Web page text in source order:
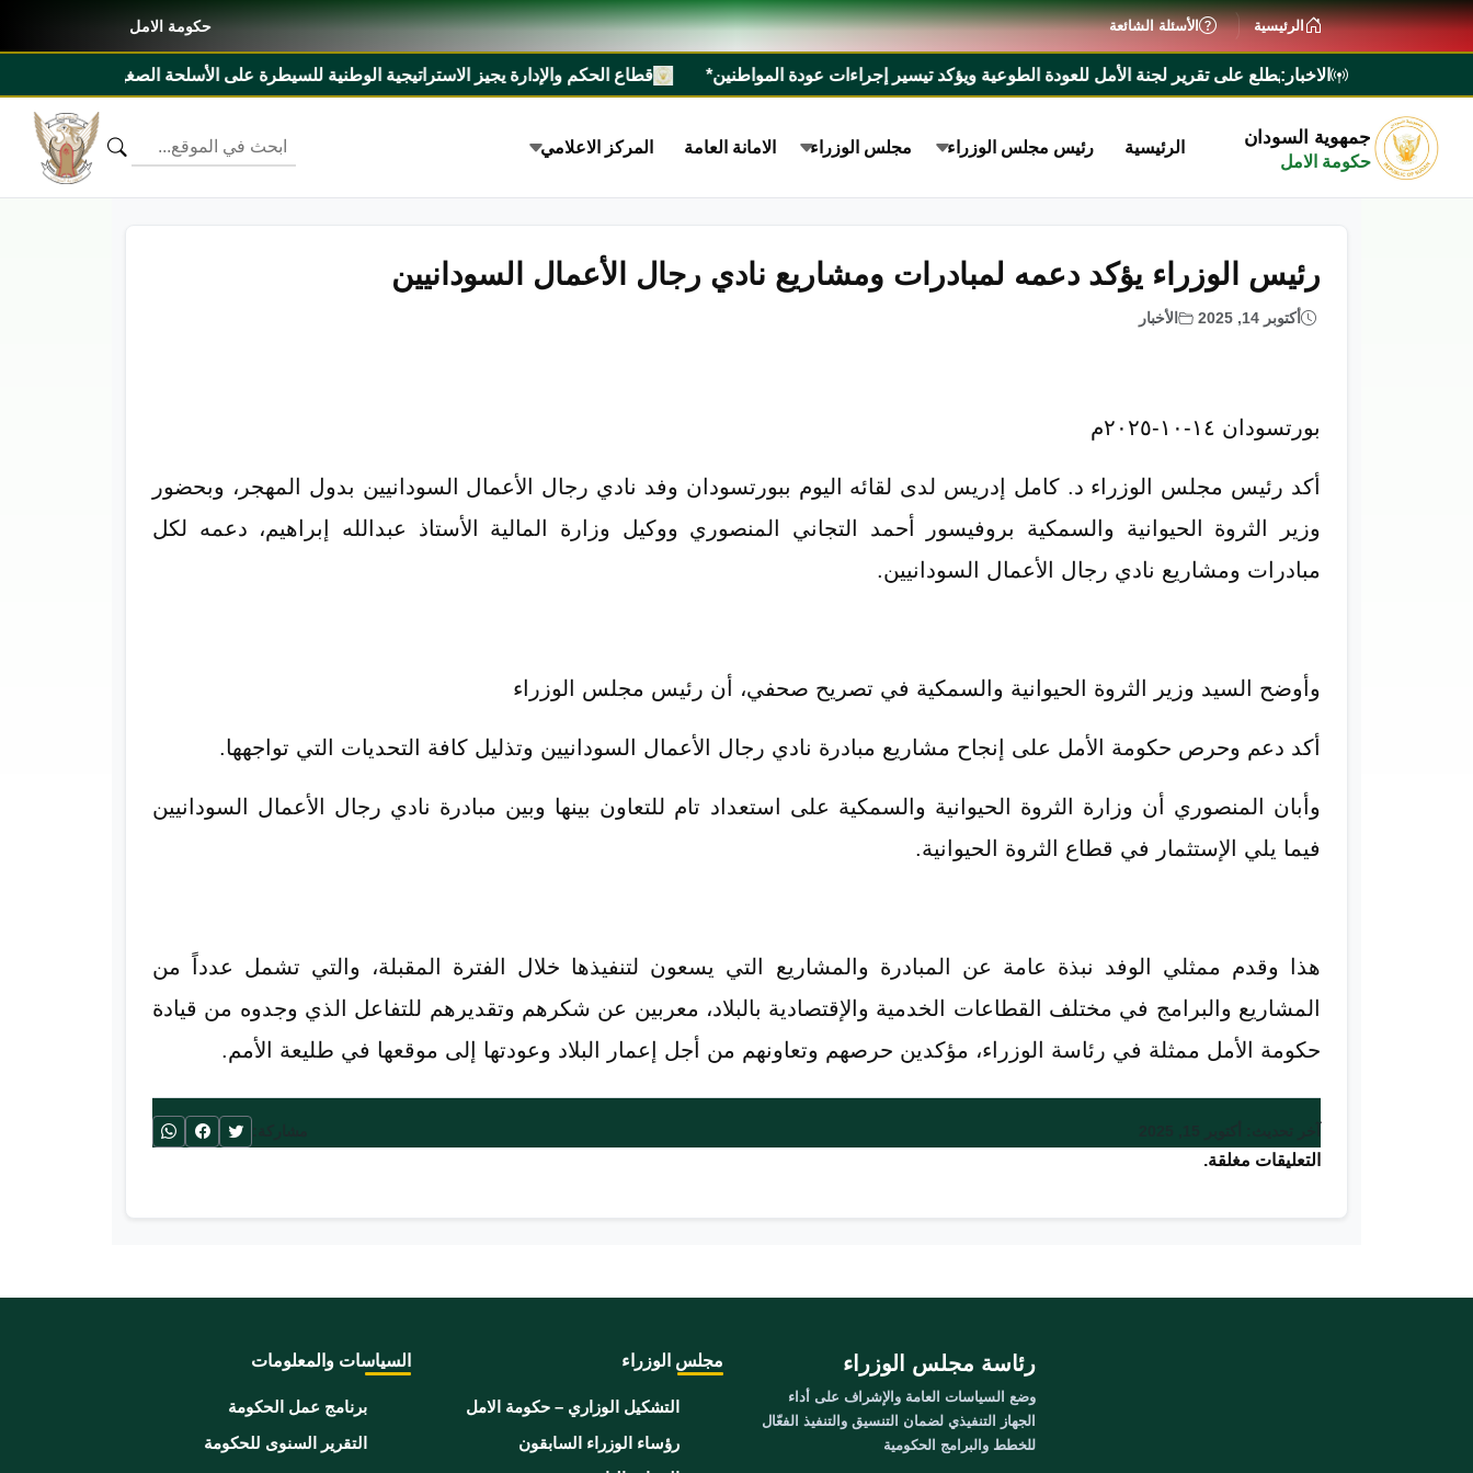
الرئيسية الأسئلة الشائعة حكومة الامل
الاخبار:
رئيس الوزراء يطلع على تقرير لجنة الأمل للعودة الطوعية ويؤكد تيسير إجراءات عودة المواطنين* قطاع الحكم والإدارة يجيز الاستراتيجية الوطنية للسيطرة على الأسلحة الصغيرة والخفيفة ٢٠٢٧م _ ٢٠٣١م ومذكرة تفاهم بين السودان وليبيريا
جمهوية السودان
حكومة الامل
الرئيسية رئيس مجلس الوزراء مجلس الوزراء الامانة العامة المركز الاعلامي
رئيس الوزراء يؤكد دعمه لمبادرات ومشاريع نادي رجال الأعمال السودانيين
أكتوبر 14, 2025 الأخبار
بورتسودان ١٤-١٠-٢٠٢٥م
أكد رئيس مجلس الوزراء د. كامل إدريس لدى لقائه اليوم ببورتسودان وفد نادي رجال الأعمال السودانيين بدول المهجر، وبحضور
وزير الثروة الحيوانية والسمكية بروفيسور أحمد التجاني المنصوري ووكيل وزارة المالية الأستاذ عبدالله إبراهيم، دعمه لكل
مبادرات ومشاريع نادي رجال الأعمال السودانيين.
وأوضح السيد وزير الثروة الحيوانية والسمكية في تصريح صحفي، أن رئيس مجلس الوزراء
أكد دعم وحرص حكومة الأمل على إنجاح مشاريع مبادرة نادي رجال الأعمال السودانيين وتذليل كافة التحديات التي تواجهها.
وأبان المنصوري أن وزارة الثروة الحيوانية والسمكية على استعداد تام للتعاون بينها وبين مبادرة نادي رجال الأعمال السودانيين
فيما يلي الإستثمار في قطاع الثروة الحيوانية.
هذا وقدم ممثلي الوفد نبذة عامة عن المبادرة والمشاريع التي يسعون لتنفيذها خلال الفترة المقبلة، والتي تشمل عدداً من
المشاريع والبرامج في مختلف القطاعات الخدمية والإقتصادية بالبلاد، معربين عن شكرهم وتقديرهم للتفاعل الذي وجدوه من قيادة
حكومة الأمل ممثلة في رئاسة الوزراء، مؤكدين حرصهم وتعاونهم من أجل إعمار البلاد وعودتها إلى موقعها في طليعة الأمم.
التعليقات مغلقة.
السياسات والمعلومات
برنامج عمل الحكومة
التقرير السنوى للحكومة
مجلس الوزراء
التشكيل الوزاري – حكومة الامل
رؤساء الوزراء السابقون
رئاسة مجلس الوزراء
وضع السياسات العامة والإشراف على أداء
الجهاز التنفيذي لضمان التنسيق والتنفيذ الفعّال
للخطط والبرامج الحكومية